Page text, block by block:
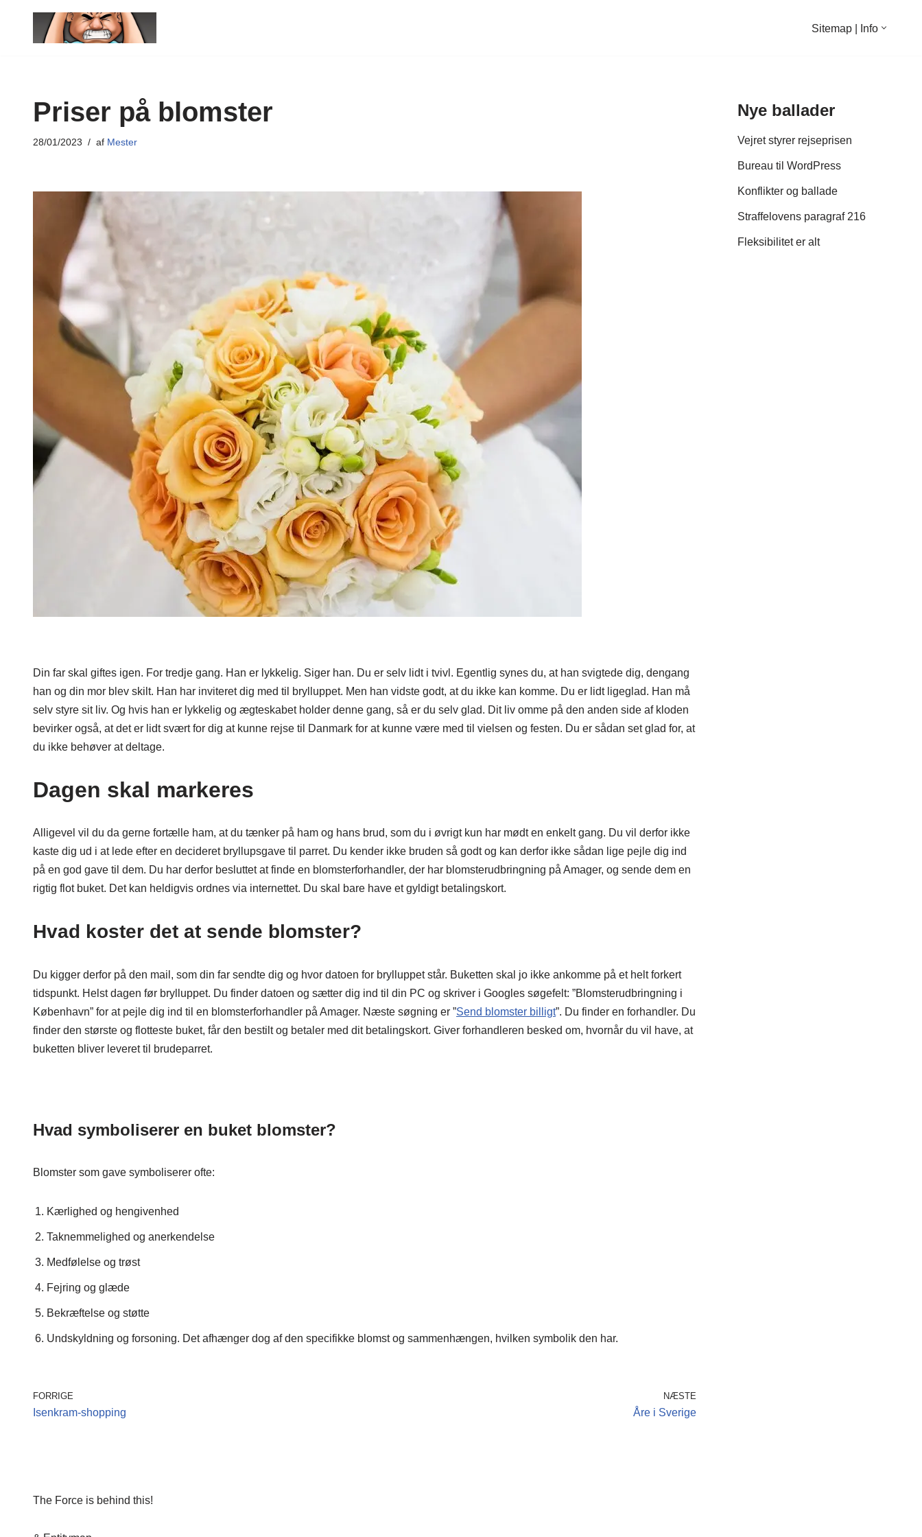
Sitemap | Info
Priser på blomster
28/01/2023 af Mester
Din far skal giftes igen. For tredje gang. Han er lykkelig. Siger han. Du er selv lidt i tvivl. Egentlig synes du, at han svigtede dig, dengang
han og din mor blev skilt. Han har inviteret dig med til brylluppet. Men han vidste godt, at du ikke kan komme. Du er lidt ligeglad. Han må
selv styre sit liv. Og hvis han er lykkelig og ægteskabet holder denne gang, så er du selv glad. Dit liv omme på den anden side af kloden
bevirker også, at det er lidt svært for dig at kunne rejse til Danmark for at kunne være med til vielsen og festen. Du er sådan set glad for, at
du ikke behøver at deltage.
Dagen skal markeres
Alligevel vil du da gerne fortælle ham, at du tænker på ham og hans brud, som du i øvrigt kun har mødt en enkelt gang. Du vil derfor ikke
kaste dig ud i at lede efter en decideret bryllupsgave til parret. Du kender ikke bruden så godt og kan derfor ikke sådan lige pejle dig ind
på en god gave til dem. Du har derfor besluttet at finde en blomsterforhandler, der har blomsterudbringning på Amager, og sende dem en
rigtig flot buket. Det kan heldigvis ordnes via internettet. Du skal bare have et gyldigt betalingskort.
Hvad koster det at sende blomster?
Du kigger derfor på den mail, som din far sendte dig og hvor datoen for brylluppet står. Buketten skal jo ikke ankomme på et helt forkert
tidspunkt. Helst dagen før brylluppet. Du finder datoen og sætter dig ind til din PC og skriver i Googles søgefelt: ”Blomsterudbringning i
København” for at pejle dig ind til en blomsterforhandler på Amager. Næste søgning er ”Send blomster billigt”. Du finder en forhandler. Du
finder den største og flotteste buket, får den bestilt og betaler med dit betalingskort. Giver forhandleren besked om, hvornår du vil have, at
buketten bliver leveret til brudeparret.
Hvad symboliserer en buket blomster?
Blomster som gave symboliserer ofte:
Kærlighed og hengivenhed
Taknemmelighed og anerkendelse
Medfølelse og trøst
Fejring og glæde
Bekræftelse og støtte
Undskyldning og forsoning. Det afhænger dog af den specifikke blomst og sammenhængen, hvilken symbolik den har.
FORRIGE
Isenkram-shopping
NÆSTE
Åre i Sverige
Nye ballader
Vejret styrer rejseprisen
Bureau til WordPress
Konflikter og ballade
Straffelovens paragraf 216
Fleksibilitet er alt
The Force is behind this!